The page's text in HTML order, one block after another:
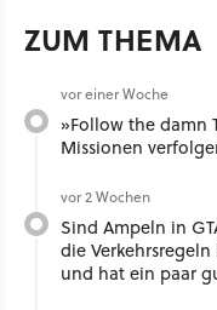
ZUM THEMA
vor einer Woche
»Follow the damn
Missionen
vor 2 Wochen
Sind Ampeln in
die
und hat ein paar